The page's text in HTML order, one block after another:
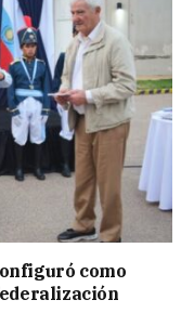
como